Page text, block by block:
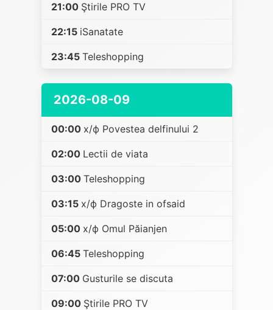
21:00 Ştirile PRO TV
22:15 iSanatate
23:45 Teleshopping
2026-08-09
00:00 х/ф Povestea delfinului 2
02:00 Lectii de viata
03:00 Teleshopping
03:15 х/ф Dragoste in ofsaid
05:00 х/ф Omul Păianjen
06:45 Teleshopping
07:00 Gusturile se discuta
09:00 Ştirile PRO TV